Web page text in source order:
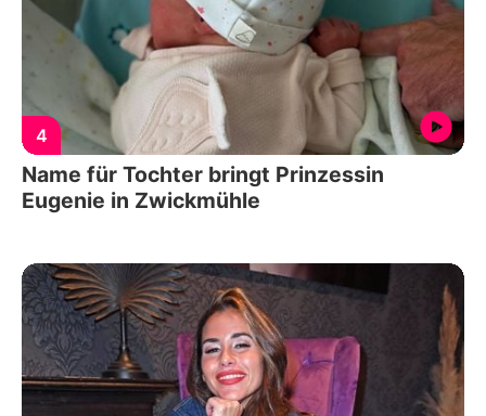
4
Name für Tochter bringt Prinzessin
Eugenie in Zwickmühle